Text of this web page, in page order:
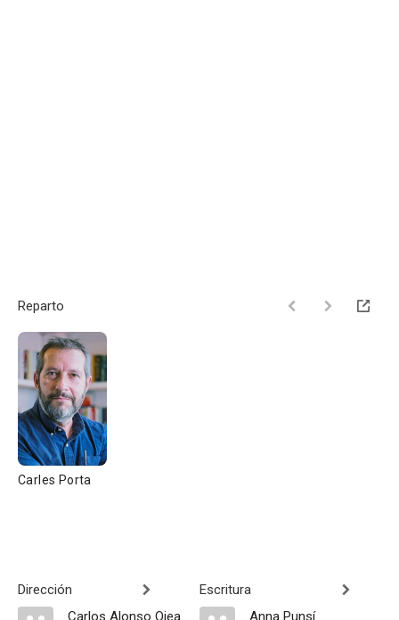
Reparto
Carles Porta
Dirección
Carlos Alonso Ojea
Escritura
Anna Punsí